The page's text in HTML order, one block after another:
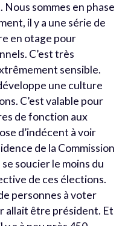
sommes en phase
il y a une série de
en otage pour
C’est très
sensible.
une culture
C’est valable pour
de fonction aux
d’indécent à voir
de la Commission
soucier le moins du
de ces élections.
personnes à voter
allait être président. Et